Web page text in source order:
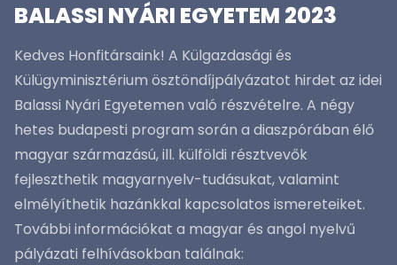
BALASSI NYÁRI EGYETEM 2023
Kedves Honfitársaink! A Külgazdasági és
Külügyminisztérium ösztöndíjpályázatot hirdet az idei
Balassi Nyári Egyetemen való részvételre. A négy
hetes budapesti program során a diaszpórában élő
magyar származású, ill. külföldi résztvevők
fejleszthetik magyarnyelv-tudásukat, valamint
elmélyíthetik hazánkkal kapcsolatos ismereteiket.
További információkat a magyar és angol nyelvű
pályázati felhívásokban találnak: